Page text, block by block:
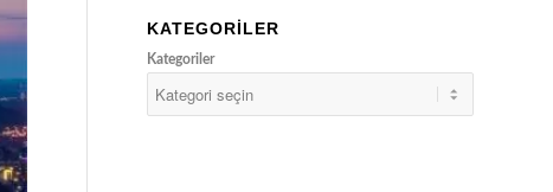
KATEGORILER
Kategoriler